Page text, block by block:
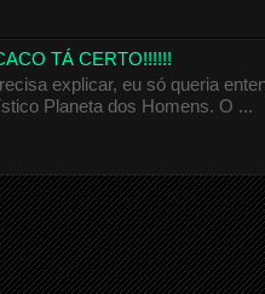
TÁ CERTO!!!!!!
explicar, eu só queria
Planeta dos Homens. O ...